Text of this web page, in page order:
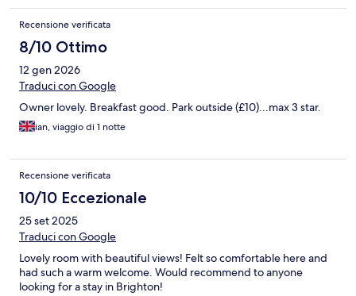
Recensione verificata
8/10 Ottimo
12 gen 2026
Traduci con Google
Owner lovely. Breakfast good. Park outside (£10)...max 3 star.
ian, viaggio di 1 notte
Recensione verificata
10/10 Eccezionale
25 set 2025
Traduci con Google
Lovely room with beautiful views! Felt so comfortable here and
had such a warm welcome. Would recommend to anyone
looking for a stay in Brighton!